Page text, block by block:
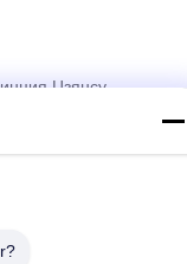
Цзянсу
Поставщик.